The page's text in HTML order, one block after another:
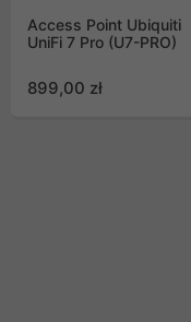
Access Point Ubiquiti
UniFi 7 Pro (U7-PRO)
899,00 zł